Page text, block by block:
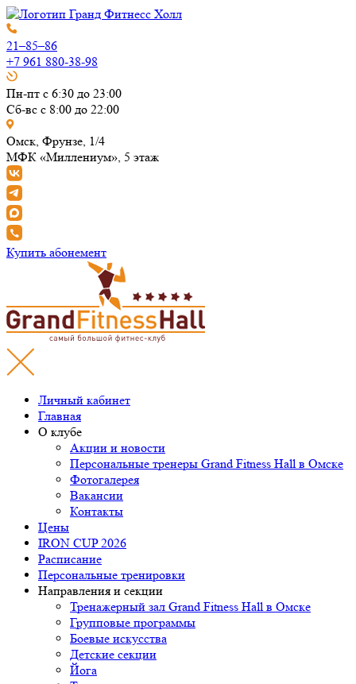
21–85–86
+7 961 880-38-98
Пн-пт с 6:30 до 23:00
Сб-вс с 8:00 до 22:00
Омск, Фрунзе, 1/4
МФК «Миллениум», 5 этаж
Купить абонемент
Личный кабинет
Главная
О клубе
Акции и новости
Персональные тренеры Grand Fitness Hallв Омске
Фотогалерея
Вакансии
Контакты
Цены
IRON CUP 2026
Расписание
Персональные тренировки
Направления и секции
Тренажерный зал Grand Fitness Hall в Омске
Групповые программы
Боевые искусства
Детские секции
Йога